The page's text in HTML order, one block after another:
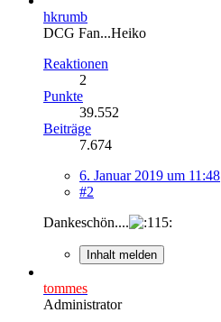
hkrumb
DCG Fan...Heiko
Reaktionen
2
Punkte
39.552
Beiträge
7.674
6. Januar 2019 um 11:48
#2
Dankeschön....
Inhalt melden
tommes
Administrator